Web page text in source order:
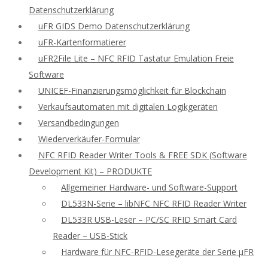
Datenschutzerklärung
uFR GIDS Demo Datenschutzerklärung
uFR-Kartenformatierer
uFR2File Lite – NFC RFID Tastatur Emulation Freie
Software
UNICEF-Finanzierungsmöglichkeit für Blockchain
Verkaufsautomaten mit digitalen Logikgeräten
Versandbedingungen
Wiederverkäufer-Formular
NFC RFID Reader Writer Tools & FREE SDK (Software
Development Kit) – PRODUKTE
Allgemeiner Hardware- und Software-Support
DL533N-Serie – libNFC NFC RFID Reader Writer
DL533R USB-Leser – PC/SC RFID Smart Card
Reader – USB-Stick
Hardware für NFC-RFID-Lesegeräte der Serie μFR